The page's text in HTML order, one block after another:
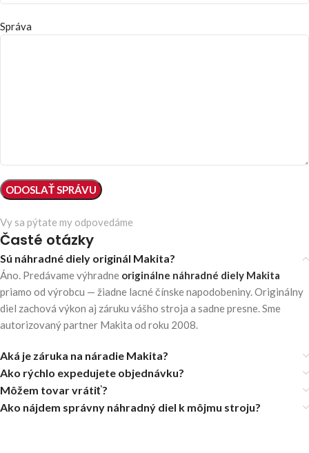
Vy sa pýtate my odpovedáme
Časté otázky
Sú náhradné diely originál Makita?
Áno. Predávame výhradne originálne náhradné diely Makita
priamo od výrobcu — žiadne lacné čínske napodobeniny. Originálny
diel zachová výkon aj záruku vášho stroja a sadne presne. Sme
autorizovaný partner Makita od roku 2008.
Aká je záruka na náradie Makita?
Ako rýchlo expedujete objednávku?
Môžem tovar vrátiť?
Ako nájdem správny náhradný diel k môjmu stroju?
Správa